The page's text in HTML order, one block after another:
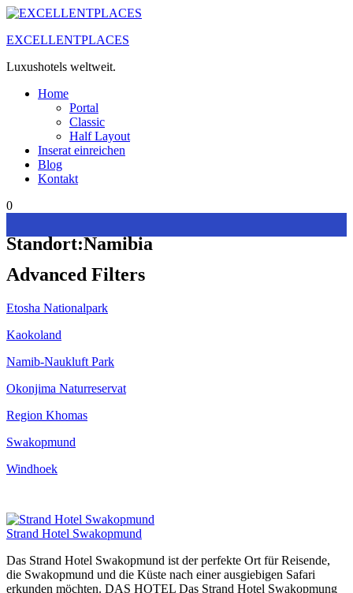
Zum
springen
EXCELLENTPLACES
Luxushotels weltweit.
Home
Portal
Classic
Half Layout
Inserat einreichen
Blog
Kontakt
0
Standort:Namibia
Advanced Filters
Etosha Nationalpark
Kaokoland
Namib-Naukluft Park
Okonjima Naturreservat
Region Khomas
Swakopmund
Windhoek
Strand Hotel Swakopmund
Das Strand Hotel Swakopmund ist der perfekte Ort für Reisende,
die Swakopmund und die Küste nach einer ausgiebigen Safari
erkunden möchten. DAS HOTEL Das Strand Hotel Swakopmung